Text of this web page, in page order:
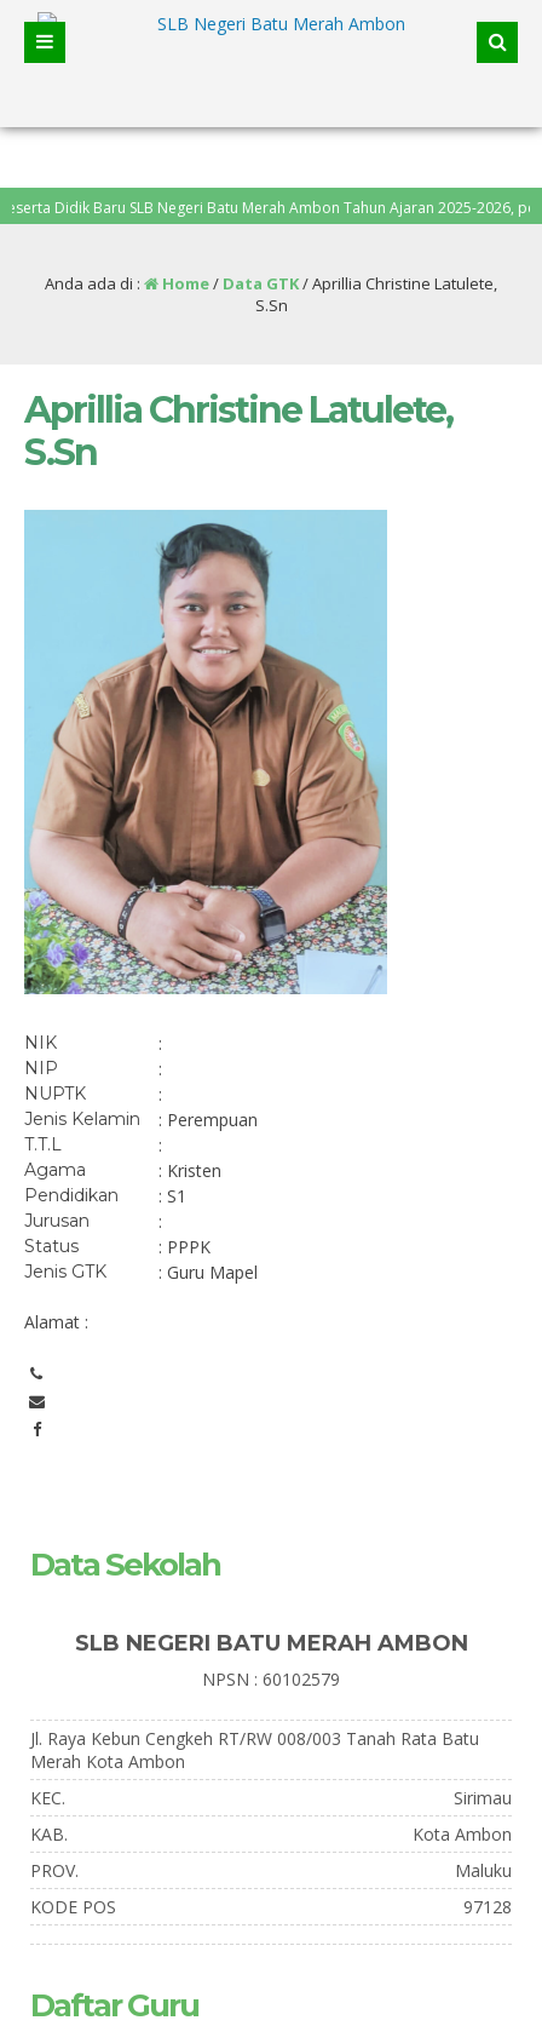
Didik Baru SLB Negeri Batu Merah Ambon Tahun Ajaran 2025-2026,
Anda ada di : Home/ Data GTK/Aprillia Christine Latulete,
S.Sn
Aprillia Christine Latulete,
S.Sn
NIK :
NIP :
NUPTK :
Jenis Kelamin : Perempuan
T.T.L :
Agama : Kristen
Pendidikan : S1
Jurusan :
Status : PPPK
Jenis GTK : Guru Mapel
Alamat :
Data Sekolah
SLB NEGERI BATU MERAH AMBON
NPSN : 60102579
Jl. Raya Kebun Cengkeh RT/RW 008/003 Tanah Rata Batu
Merah Kota Ambon
KEC.
Sirimau
KAB.
Kota Ambon
PROV.
Maluku
KODE POS
97128
Daftar Guru